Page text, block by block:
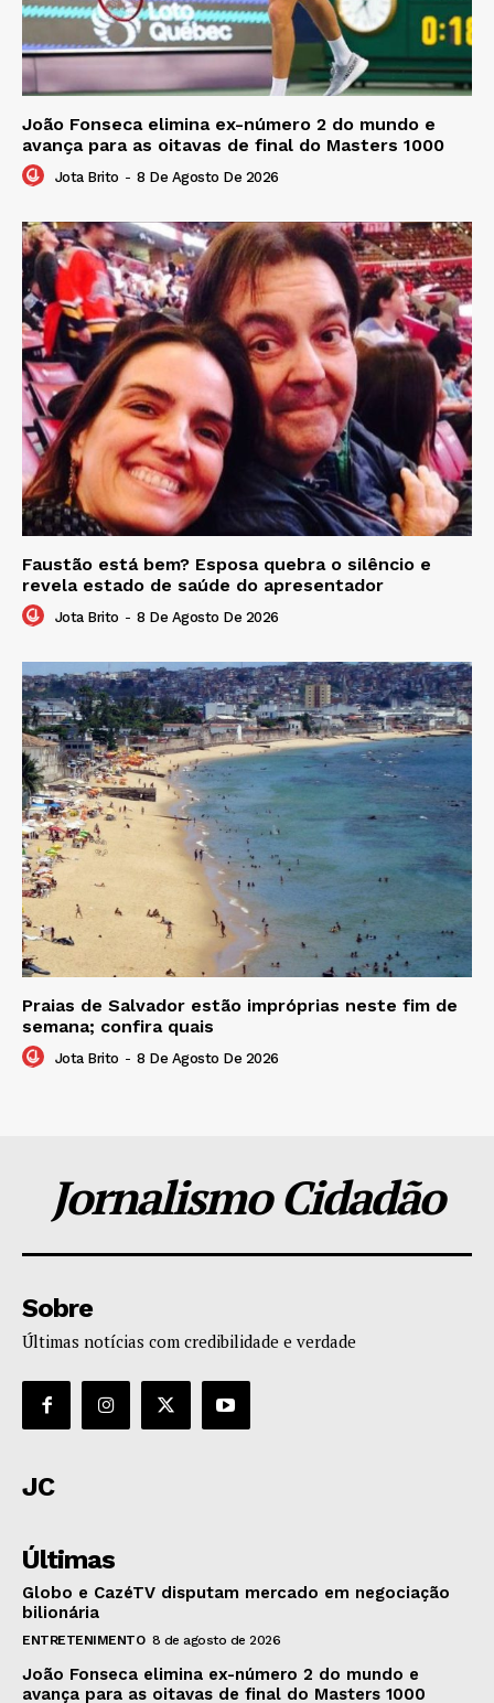
João Fonseca elimina ex-número 2 do mundo e
avança para as oitavas de final do Masters 1000
Jota Brito - 8 De Agosto De 2026
Faustão está bem? Esposa quebra o silêncio e
revela estado de saúde do apresentador
Jota Brito - 8 De Agosto De 2026
Praias de Salvador estão impróprias neste fim de
semana; confira quais
Jota Brito - 8 De Agosto De 2026
Jornalismo Cidadão
Sobre
Últimas notícias com credibilidade e verdade
JC
Últimas
Globo e CazéTV disputam mercado em negociação
bilionária
ENTRETENIMENTO 8 de agosto de 2026
João Fonseca elimina ex-número 2 do mundo e
avança para as oitavas de final do Masters 1000